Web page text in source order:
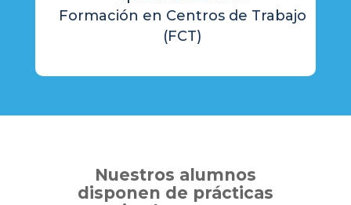
Formación en Centros de Trabajo
(FCT)
Nuestros alumnos
disponen de prácticas